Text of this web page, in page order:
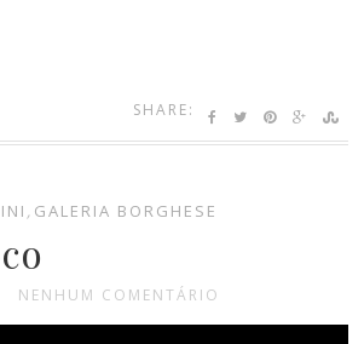
SHARE:
GALERIA BORGHESE
NENHUM COMENTÁRIO